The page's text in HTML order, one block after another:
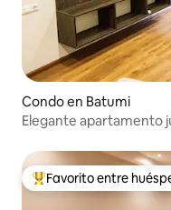
Condo en Batumi
Elegante apartamento
Favorito entre
Favorito entre